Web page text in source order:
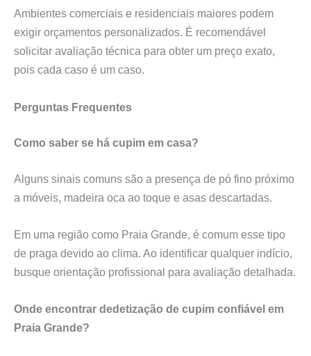
Ambientes comerciais e residenciais maiores podem
exigir orçamentos personalizados. É recomendável
solicitar avaliação técnica para obter um preço exato,
pois cada caso é um caso.
Perguntas Frequentes
Como saber se há cupim em casa?
Alguns sinais comuns são a presença de pó fino próximo
a móveis, madeira oca ao toque e asas descartadas.
Em uma região como Praia Grande, é comum esse tipo
de praga devido ao clima. Ao identificar qualquer indício,
busque orientação profissional para avaliação detalhada.
Onde encontrar dedetização de cupim confiável em
Praia Grande?